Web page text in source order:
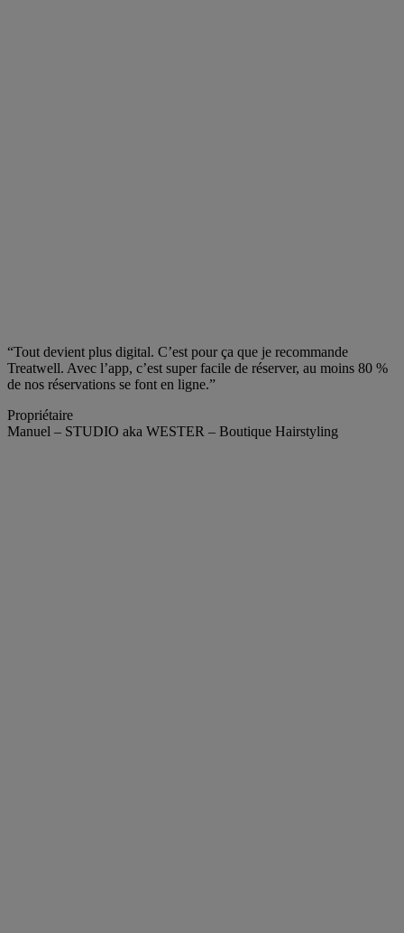
“Tout devient plus digital. C’est pour ça que je recommande
Treatwell. Avec l’app, c’est super facile de réserver, au moins 80 %
de nos réservations se font en ligne.”
Propriétaire
Manuel – STUDIO aka WESTER – Boutique Hairstyling